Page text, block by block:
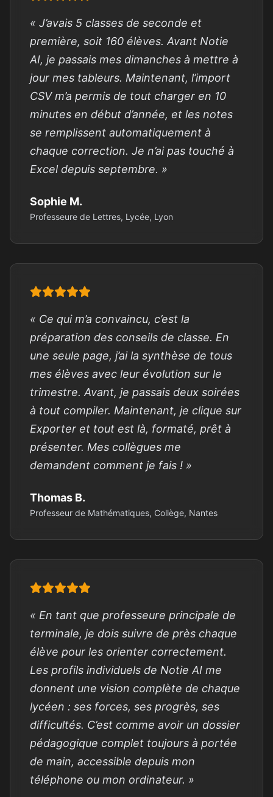
« J’avais 5 classes de seconde et
première, soit 160 élèves. Avant Notie
AI, je passais mes dimanches à mettre à
jour mes tableurs. Maintenant, l’import
CSV m’a permis de tout charger en 10
minutes en début d’année, et les notes
se remplissent automatiquement à
chaque correction. Je n’ai pas touché à
Excel depuis septembre. »
Sophie M.
Professeure de Lettres, Lycée, Lyon
« Ce qui m’a convaincu, c’est la
préparation des conseils de classe. En
une seule page, j’ai la synthèse de tous
mes élèves avec leur évolution sur le
trimestre. Avant, je passais deux soirées
à tout compiler. Maintenant, je clique sur
Exporter et tout est là, formaté, prêt à
présenter. Mes collègues me
demandent comment je fais ! »
Thomas B.
Professeur de Mathématiques, Collège, Nantes
« En tant que professeure principale de
terminale, je dois suivre de près chaque
élève pour les orienter correctement.
Les profils individuels de Notie AI me
donnent une vision complète de chaque
lycéen : ses forces, ses progrès, ses
difficultés. C’est comme avoir un dossier
pédagogique complet toujours à portée
de main, accessible depuis mon
téléphone ou mon ordinateur. »